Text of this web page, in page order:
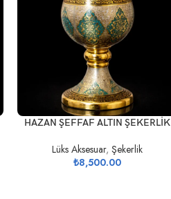
SEPETE EKLE
HAZAN ŞEFFAF ALTIN ŞEKERLİK
Lüks Aksesuar, Şekerlik
₺8,500.00